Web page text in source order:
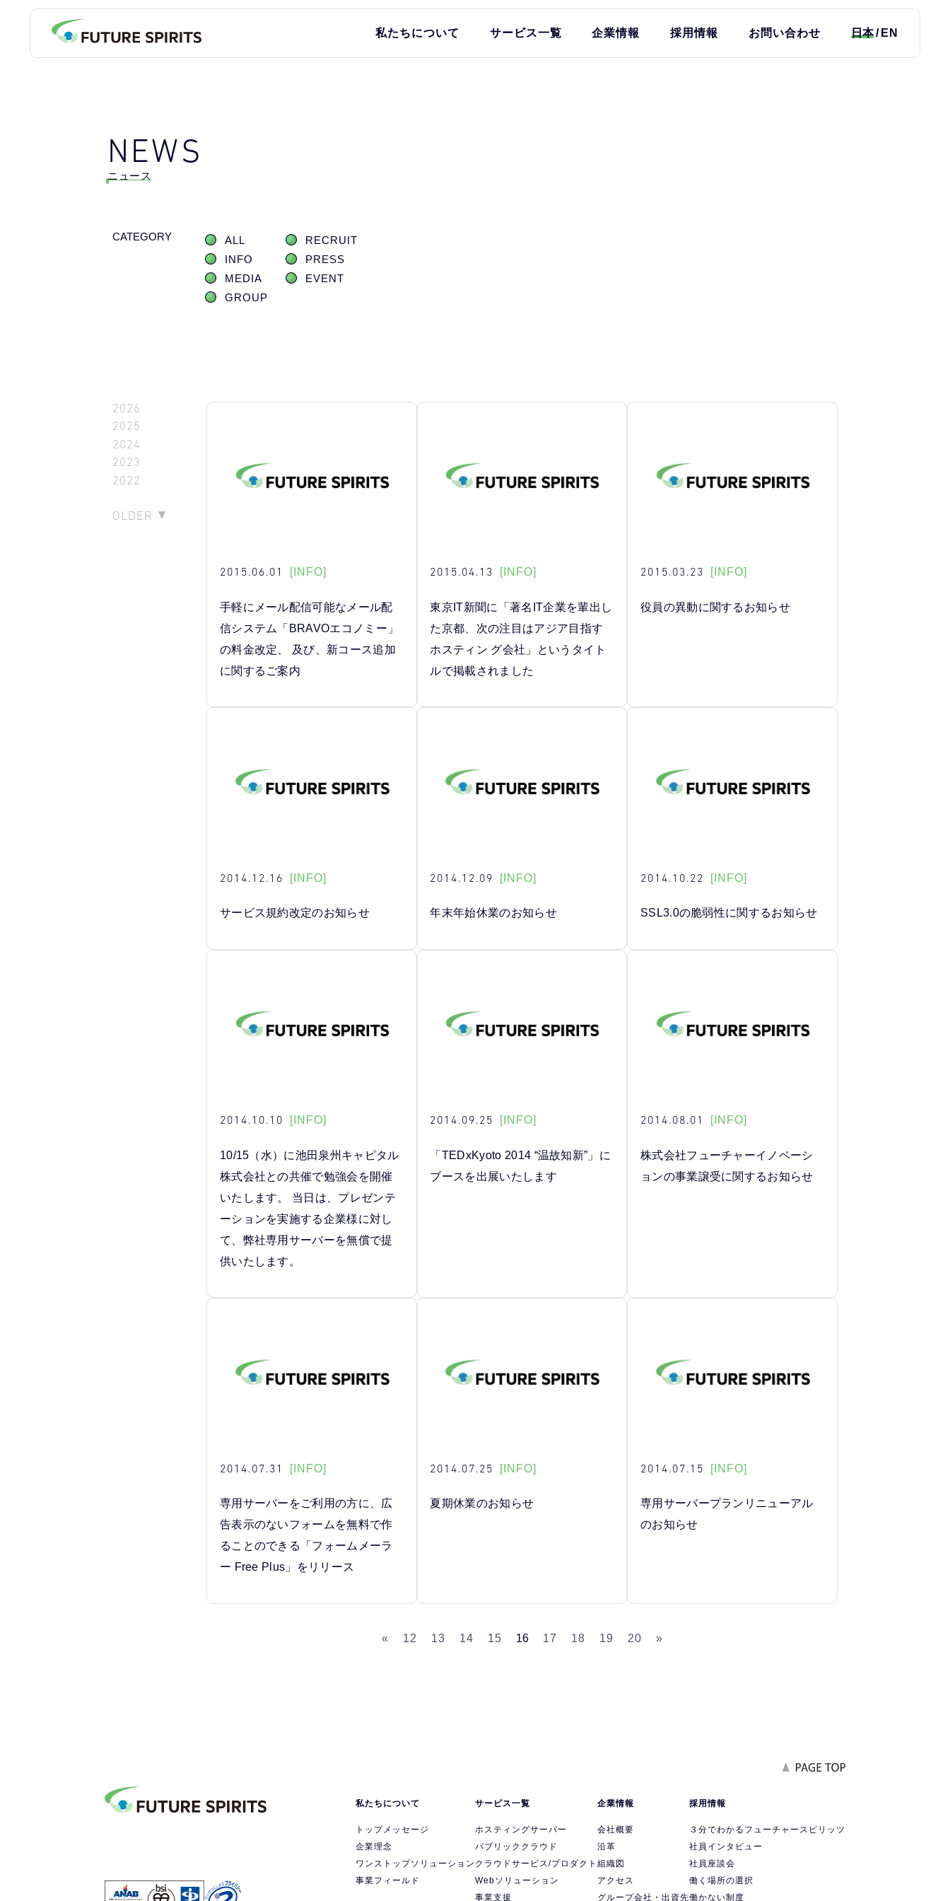
私たちについて サービス一覧 企業情報 採用情報 お問い合わせ 日本 EN
NEWS
ニュース
CATEGORY ALL
RECRUIT
INFO
PRESS
MEDIA
EVENT
GROUP
2026
2025
2024
2023
2022
OLDER
2015.06.01 [INFO]
手軽にメール配信可能なメール配
信システム「BRAVOエコノミー」
の料金改定、 及び、新コース追加
に関するご案内
2015.04.13 [INFO]
東京IT新聞に「著名IT企業を輩出し
た京都、次の注目はアジア目指す
ホスティン グ会社」というタイト
ルで掲載されました
2015.03.23 [INFO]
役員の異動に関するお知らせ
2014.12.16 [INFO]
サービス規約改定のお知らせ
2014.12.09 [INFO]
年末年始休業のお知らせ
2014.10.22 [INFO]
SSL3.0の脆弱性に関するお知らせ
2014.10.10 [INFO]
10/15（水）に池田泉州キャピタル
株式会社との共催で勉強会を開催
いたします。 当日は、プレゼンテ
ーションを実施する企業様に対し
て、弊社専用サーバーを無償で提
供いたします。
2014.09.25 [INFO]
「TEDxKyoto 2014 “温故知新”」に
ブースを出展いたします
2014.08.01 [INFO]
株式会社フューチャーイノベーシ
ョンの事業譲受に関するお知らせ
2014.07.31 [INFO]
専用サーバーをご利用の方に、広
告表示のないフォームを無料で作
ることのできる「フォームメーラ
ー Free Plus」をリリース
2014.07.25 [INFO]
夏期休業のお知らせ
2014.07.15 [INFO]
専用サーバープランリニューアル
のお知らせ
« 12 13 14 15 16 17 18 19 20 »
私たちについて
トップメッセージ
企業理念
ワンストップソリューション
事業フィールド
サービス一覧
ホスティングサーバー
パブリッククラウド
クラウドサービス/プロダクト
Webソリューション
事業支援
企業情報
会社概要
沿革
組織図
アクセス
グループ会社・出資先
採用情報
３分でわかるフューチャースピリッツ
社員インタビュー
社員座談会
働く場所の選択
働かない制度